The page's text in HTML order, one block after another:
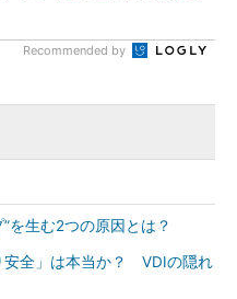
Recommended by
を生む2つの原因とは？
安全」は本当か？ VDIの隠れ